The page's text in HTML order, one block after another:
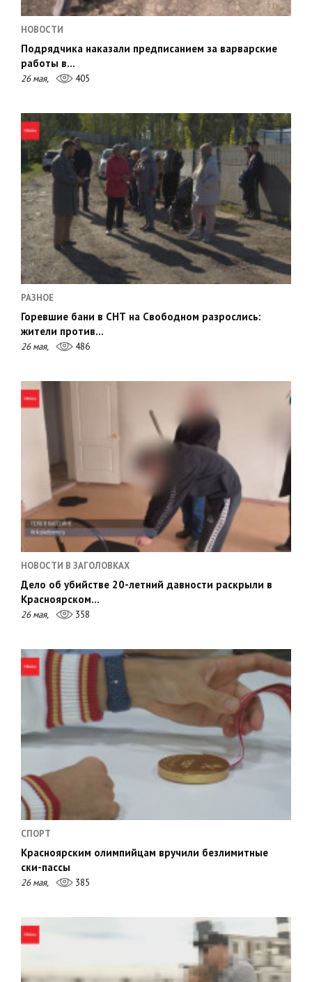
НОВОСТИ
Подрядчика наказали предписанием за варварские
работы в…
26 мая, 405
РАЗНОЕ
Горевшие бани в СНТ на Свободном разрослись:
жители против…
26 мая, 486
НОВОСТИ В ЗАГОЛОВКАХ
Дело об убийстве 20-летний давности раскрыли в
Красноярском…
26 мая, 358
СПОРТ
Красноярским олимпийцам вручили безлимитные
ски-пассы
26 мая, 385